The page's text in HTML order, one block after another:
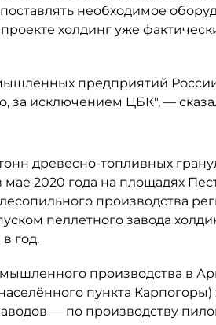
необходимое
холдинг уже
предприятий России
за исключением ЦБК", —
древесно-топливных
мае 2020 года на площадях
производства
пеллетного завода
год.
производства в
пункта Карпогоры)
— по производству